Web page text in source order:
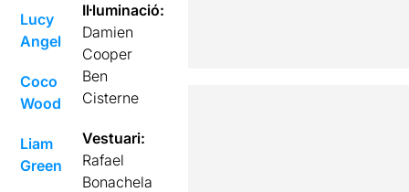
Lucy
Angel
Coco
Wood
Liam
Green
Il·luminació:
Damien
Cooper
Ben
Cisterne
Vestuari:
Rafael
Bonachela